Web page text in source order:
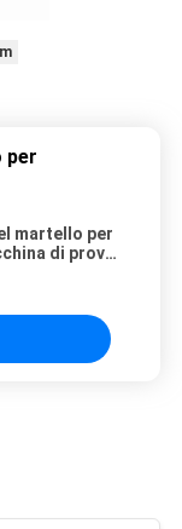
per
martello per
di prova